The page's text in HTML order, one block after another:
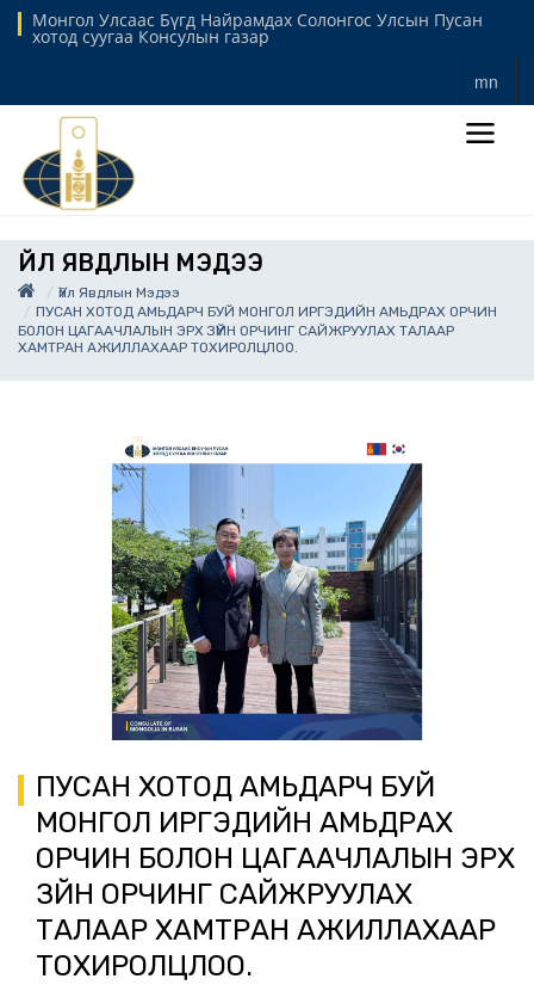
Монгол Улсаас Бүгд Найрамдах Солонгос Улсын Пусан
хотод суугаа Консулын газар
mn
ҮЙЛ ЯВДЛЫН МЭДЭЭ
Үйл Явдлын Мэдээ
ПУСАН ХОТОД АМЬДАРЧ БУЙ МОНГОЛ ИРГЭДИЙН АМЬДРАХ ОРЧИН
БОЛОН ЦАГААЧЛАЛЫН ЭРХ ЗҮЙН ОРЧИНГ САЙЖРУУЛАХ ТАЛААР
ХАМТРАН АЖИЛЛАХААР ТОХИРОЛЦЛОО.
ПУСАН ХОТОД АМЬДАРЧ БУЙ
МОНГОЛ ИРГЭДИЙН АМЬДРАХ
ОРЧИН БОЛОН ЦАГААЧЛАЛЫН ЭРХ
ЗҮЙН ОРЧИНГ САЙЖРУУЛАХ
ТАЛААР ХАМТРАН АЖИЛЛАХААР
ТОХИРОЛЦЛОО.